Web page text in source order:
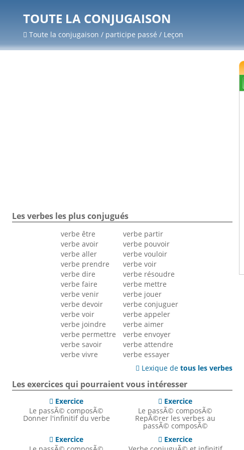
TOUTE LA CONJUGAISON
Toute la conjugaison / participe passé / Leçon
Les verbes les plus conjugués
verbe être
verbe avoir
verbe aller
verbe prendre
verbe dire
verbe faire
verbe venir
verbe devoir
verbe voir
verbe joindre
verbe permettre
verbe savoir
verbe vivre
verbe partir
verbe pouvoir
verbe vouloir
verbe voir
verbe résoudre
verbe mettre
verbe jouer
verbe conjuguer
verbe appeler
verbe aimer
verbe envoyer
verbe attendre
verbe essayer
 Lexique detous les verbes
Les exercices qui pourraient vous intéresser
 Exercice
Le passÃ© composÃ©
Donner l'infinitif du verbe
 Exercice
Le passÃ© composÃ©
RepÃ©rer les verbes au
passÃ© composÃ©
 Exercice
 Exercice